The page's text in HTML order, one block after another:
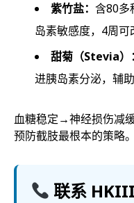
紫竹盐： 含80多
岛素敏感度，4周可
甜菊（Stevia）：
进胰岛素分泌，辅
血糖稳定→神经损伤减
预防截肢最根本的策略。
联系